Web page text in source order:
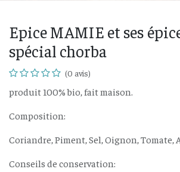
Epice MAMIE et ses
spécial chorba
(0 avis)
produit 100% bio, fait maison.
Composition:
Coriandre, Piment, Sel, Oignon, Tomate,
Conseils de conservation: